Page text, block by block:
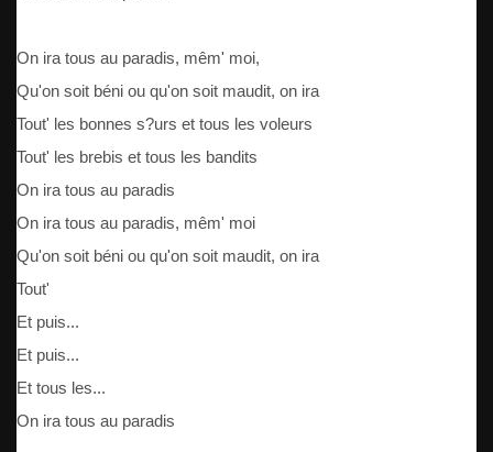
On ira tous au paradis, mêm' moi,
Qu'on soit béni ou qu'on soit maudit, on ira
Tout' les bonnes s?urs et tous les voleurs
Tout' les brebis et tous les bandits
On ira tous au paradis
On ira tous au paradis, mêm' moi
Qu'on soit béni ou qu'on soit maudit, on ira
Tout'
Et puis...
Et puis...
Et tous les...
On ira tous au paradis